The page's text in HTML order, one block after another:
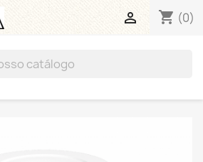
shopping_cart (0)
